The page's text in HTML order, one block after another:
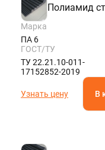
Полиамид
Марка
ПА 6
ГОСТ/ТУ
ТУ 22.21.10-011-
17152852-2019
Узнать цену В